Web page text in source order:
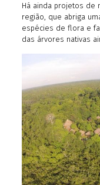
Há ainda projetos de
região, que abriga
espécies de flora e
das árvores nativas